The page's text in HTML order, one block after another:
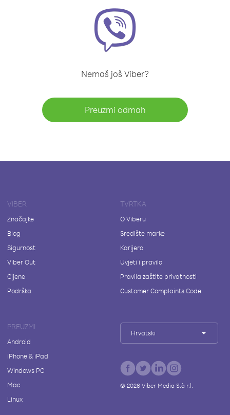
Nemaš još Viber?
Preuzmi odmah
VIBER
Značajke
Blog
Sigurnost
Viber Out
Cijene
Podrška
TVRTKA
O Viberu
Središte marke
Karijera
Uvjeti i pravila
Pravila zaštite privatnosti
Customer Complaints Code
PREUZMI
Android
iPhone & iPad
Windows PC
Mac
Linux
Hrvatski
© 2026Viber Media S.à r.l.